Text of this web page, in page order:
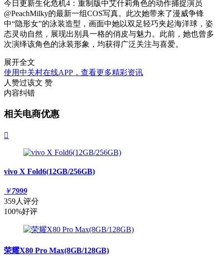
今日更新生化危机4：重制版中艾什莉角色的动作捕捉演员
@PeachMilky的最新一组COS写真。此次她带来了漫威争锋
中“隐形女”的泳装造型，画面中她以双足轻巧夹起海洋球，姿
态灵动自然，展现出别具一格的俏皮与魅力。此前，她也曾多
次演绎该角色的泳装形象，均获得广泛关注与喜爱。
展开全文
使用中关村在线APP，查看更多精彩资讯
人赞过该文 赞
内容纠错
相关电商优惠

vivo X Fold6(12GB/256GB)
￥7999
359人评分
100%好评
荣耀X80 Pro Max(8GB/128GB)